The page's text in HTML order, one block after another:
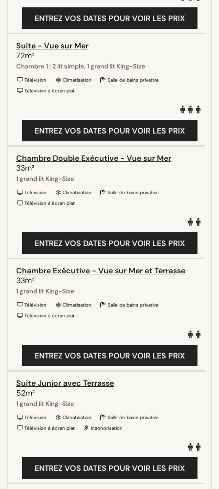
ENTREZ VOS DATES POUR VOIR LES PRIX
Suite - Vue sur Mer
72m²
Chambre 1 : 2 lit simple, 1 grand lit King-Size
Télévision Climatisation
Salle de bains privative
Télévision à écran plat
ENTREZ VOS DATES POUR VOIR LES PRIX
Chambre Double Exécutive - Vue sur Mer
33m²
1 grand lit King-Size
Télévision Climatisation
Salle de bains privative
Télévision à écran plat
ENTREZ VOS DATES POUR VOIR LES PRIX
Chambre Exécutive - Vue sur Mer et Terrasse
33m²
1 grand lit King-Size
Télévision Climatisation
Salle de bains privative
Télévision à écran plat
ENTREZ VOS DATES POUR VOIR LES PRIX
Suite Junior avec Terrasse
52m²
1 grand lit King-Size
Télévision Climatisation
Salle de bains privative
Télévision à écran plat
Insonorisation
ENTREZ VOS DATES POUR VOIR LES PRIX